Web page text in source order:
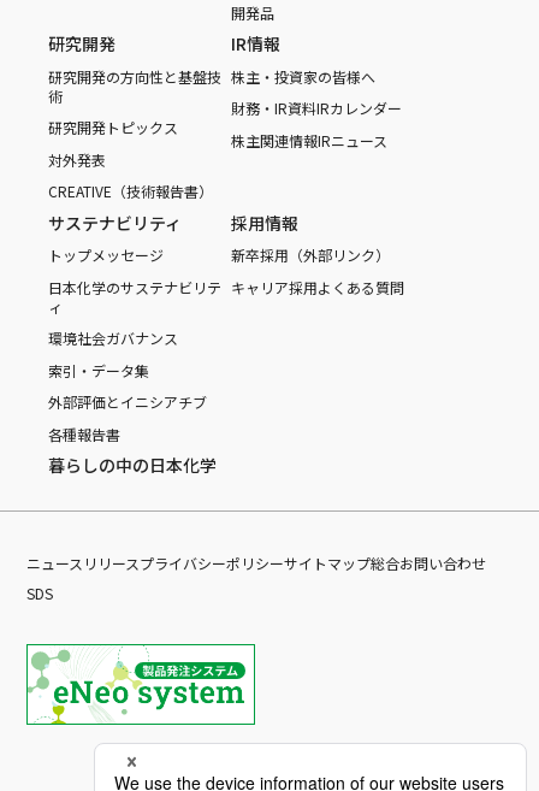
開発品
研究開発
研究開発の方向性と基盤技
術
研究開発トピックス
対外発表
CREATIVE（技術報告書）
IR情報
株主・投資家の皆様へ
財務・IR資料IRカレンダー
株主関連情報IRニュース
サステナビリティ
トップメッセージ
日本化学のサステナビリテ
ィ
環境社会ガバナンス
索引・データ集
外部評価とイニシアチブ
各種報告書
採用情報
新卒採用（外部リンク）
キャリア採用よくある質問
暮らしの中の日本化学
ニュースリリースプライバシーポリシーサイトマップ総合お問い合わせ
SDS